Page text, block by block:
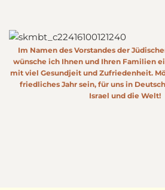
Im Namen des Vorstandes der
wünsche ich Ihnen und Ihren Familien
mit viel Gesundjeit und Zufriedenheit.
friedliches Jahr sein, für uns in
Israel und die Welt!